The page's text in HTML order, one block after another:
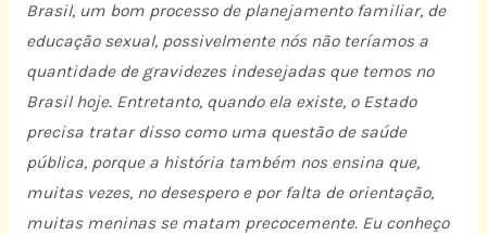
Brasil, um bom processo de planejamento familiar, de
educação sexual, possivelmente nós não teríamos a
quantidade de gravidezes indesejadas que temos no
Brasil hoje. Entretanto, quando ela existe, o Estado
precisa tratar disso como uma questão de saúde
pública, porque a história também nos ensina que,
muitas vezes, no desespero e por falta de orientação,
muitas meninas se matam precocemente. Eu conheço